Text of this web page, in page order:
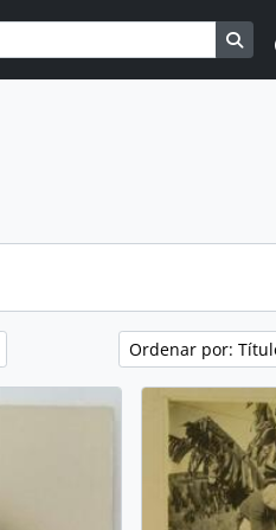
Ordenar por: